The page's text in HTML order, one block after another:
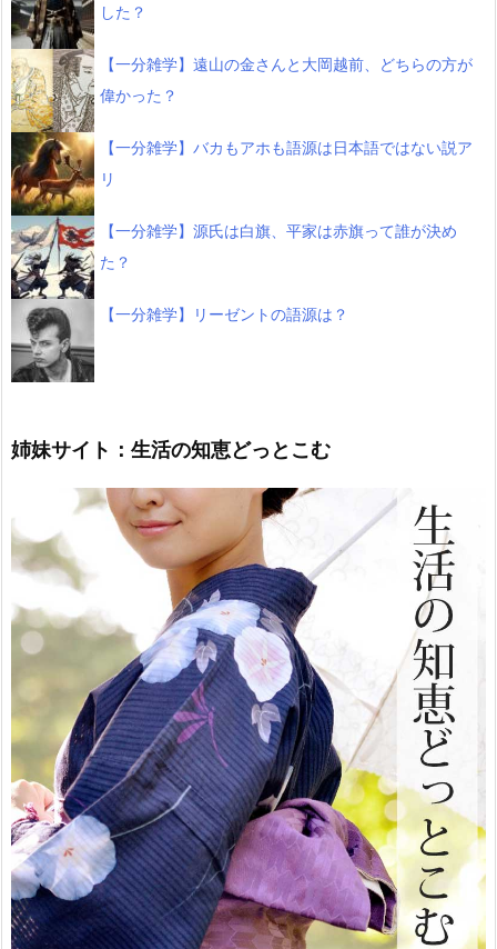
した？
【一分雑学】遠山の金さんと大岡越前、どちらの方が
偉かった？
【一分雑学】バカもアホも語源は日本語ではない説ア
リ
【一分雑学】源氏は白旗、平家は赤旗って誰が決め
た？
【一分雑学】リーゼントの語源は？
姉妹サイト：生活の知恵どっとこむ